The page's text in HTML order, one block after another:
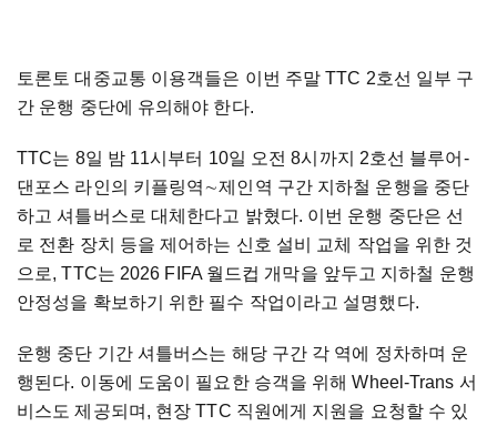
토론토 대중교통 이용객들은 이번 주말 TTC 2호선 일부 구
간 운행 중단에 유의해야 한다.
TTC는 8일 밤 11시부터 10일 오전 8시까지 2호선 블루어-
댄포스 라인의 키플링역∼제인역 구간 지하철 운행을 중단
하고 셔틀버스로 대체한다고 밝혔다. 이번 운행 중단은 선
로 전환 장치 등을 제어하는 신호 설비 교체 작업을 위한 것
으로, TTC는 2026 FIFA 월드컵 개막을 앞두고 지하철 운행
안정성을 확보하기 위한 필수 작업이라고 설명했다.
운행 중단 기간 셔틀버스는 해당 구간 각 역에 정차하며 운
행된다. 이동에 도움이 필요한 승객을 위해 Wheel-Trans 서
비스도 제공되며, 현장 TTC 직원에게 지원을 요청할 수 있